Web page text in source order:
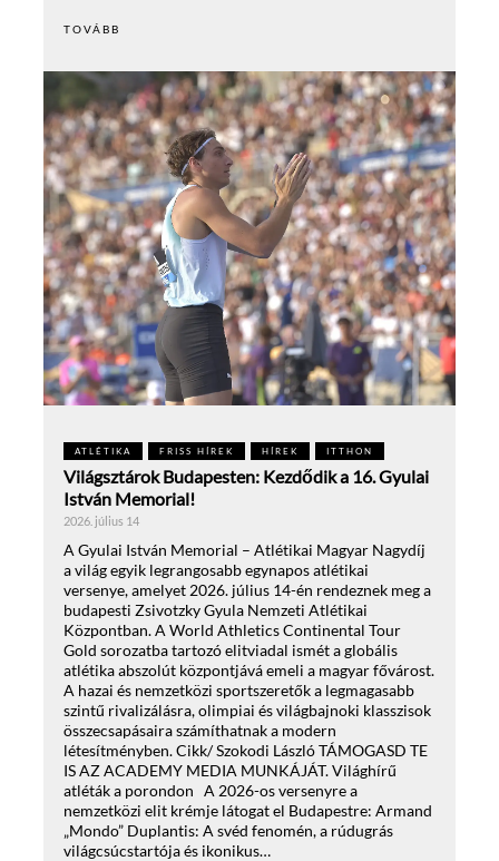
TOVÁBB
ATLÉTIKA FRISS HÍREK HÍREK ITTHON
Világsztárok Budapesten: Kezdődik a 16. Gyulai
István Memorial!
2026. július 14
A Gyulai István Memorial – Atlétikai Magyar Nagydíj
a világ egyik legrangosabb egynapos atlétikai
versenye, amelyet 2026. július 14-én rendeznek meg a
budapesti Zsivotzky Gyula Nemzeti Atlétikai
Központban. A World Athletics Continental Tour
Gold sorozatba tartozó elitviadal ismét a globális
atlétika abszolút központjává emeli a magyar fővárost.
A hazai és nemzetközi sportszeretők a legmagasabb
szintű rivalizálásra, olimpiai és világbajnoki klasszisok
összecsapásaira számíthatnak a modern
létesítményben. Cikk/ Szokodi László TÁMOGASD TE
IS AZ ACADEMY MEDIA MUNKÁJÁT. Világhírű
atléták a porondon A 2026-os versenyre a
nemzetközi elit krémje látogat el Budapestre: Armand
„Mondo” Duplantis: A svéd fenomén, a rúdugrás
világcsúcstartója és ikonikus…